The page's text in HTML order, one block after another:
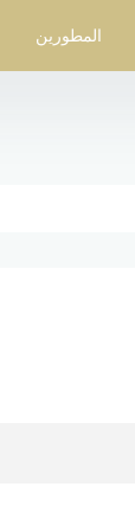
المطورين